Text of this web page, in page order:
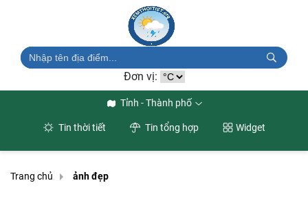
Đơn vị:
Tỉnh - Thành phố
Tin thời tiết Tin tổng hợp Widget
Trang chủ ảnh đẹp